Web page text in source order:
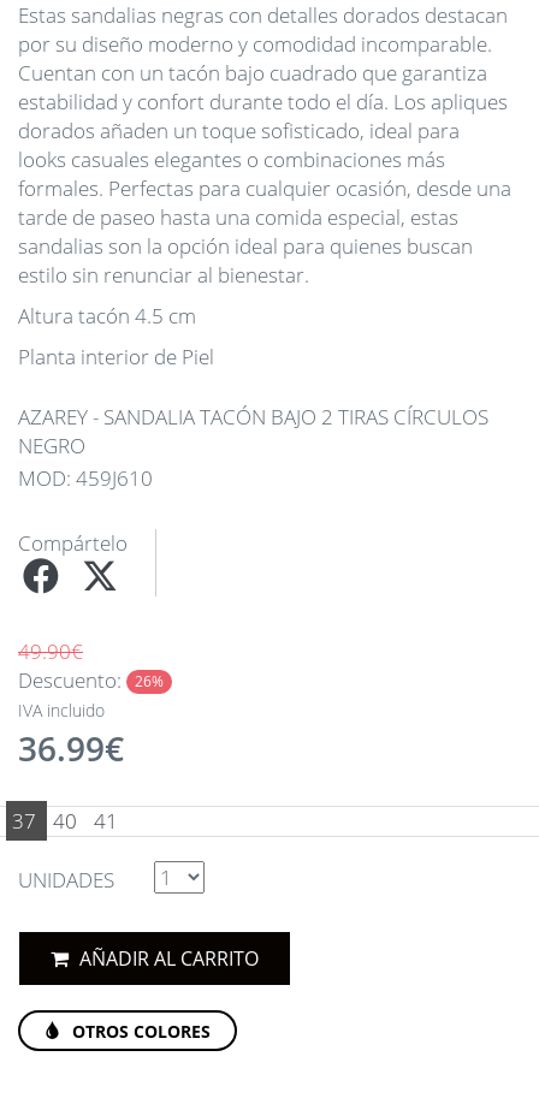
Estas sandalias negras con detalles dorados destacan
por su diseño moderno y comodidad incomparable.
Cuentan con un tacón bajo cuadrado que garantiza
estabilidad y confort durante todo el día. Los apliques
dorados añaden un toque sofisticado, ideal para
looks casuales elegantes o combinaciones más
formales. Perfectas para cualquier ocasión, desde una
tarde de paseo hasta una comida especial, estas
sandalias son la opción ideal para quienes buscan
estilo sin renunciar al bienestar.
Altura tacón 4.5 cm
Planta interior de Piel
AZAREY - SANDALIA TACÓN BAJO 2 TIRAS CÍRCULOS
NEGRO
MOD: 459J610
Compártelo
49.90€
Descuento:
26%
IVA incluido
36.99€
37 40 41
UNIDADES
AÑADIR AL CARRITO
OTROS COLORES